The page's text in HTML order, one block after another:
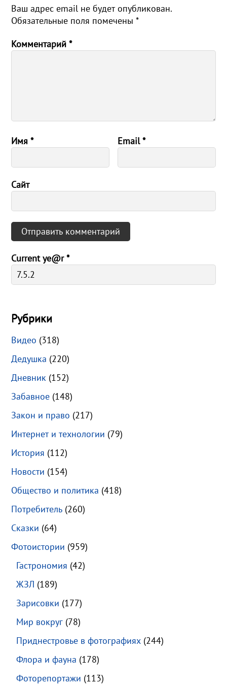
Ваш адрес email не будет опубликован.
Обязательные поля помечены*
Комментарий*
Имя* Email*
Сайт
Current ye@r*
Рубрики
Видео (318)
Дедушка (220)
Дневник (152)
Забавное (148)
Закон и право (217)
Интернет и технологии (79)
История (112)
Новости (154)
Общество и политика (418)
Потребитель (260)
Сказки (64)
Фотоистории (959)
Гастрономия (42)
ЖЗЛ (189)
Зарисовки (177)
Мир вокруг (78)
Приднестровье в фотографиях (244)
Флора и фауна (178)
Фоторепортажи (113)